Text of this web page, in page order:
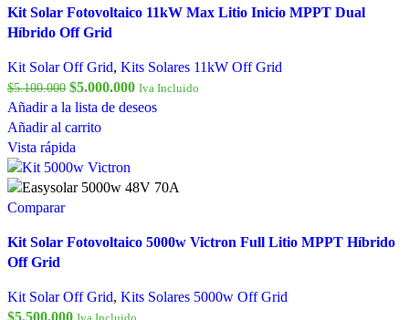
Kit Solar Fotovoltaico 11kW Max Litio Inicio MPPT Dual
Híbrido Off Grid
Kit Solar Off Grid, Kits Solares 11kW Off Grid
$5.100.000 $5.000.000 Iva Incluido
Añadir a la lista de deseos
Añadir al carrito
Vista rápida
Comparar
Kit Solar Fotovoltaico 5000w Victron Full Litio MPPT Híbrido
Off Grid
Kit Solar Off Grid, Kits Solares 5000w Off Grid
$5.500.000